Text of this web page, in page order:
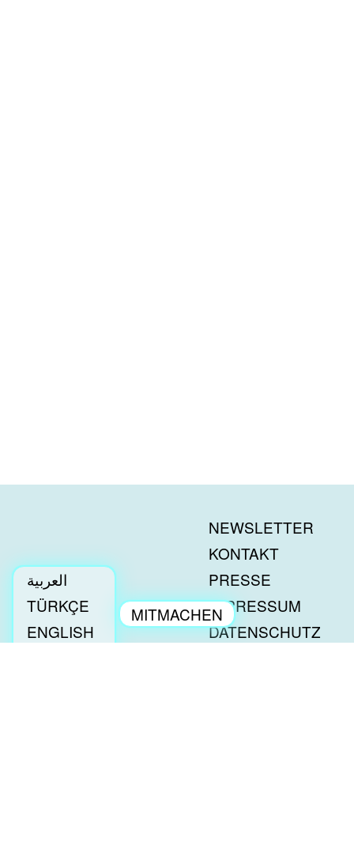
MITMACHEN
ENGAGEMENT
العربية
TÜRKÇE
ENGLISH
NEWSLETTER
KONTAKT
PRESSE
IMPRESSUM
DATENSCHUTZ